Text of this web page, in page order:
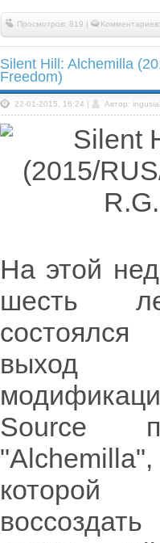
Просмотров: 819 |
Silent Hill: Alchemilla
Freedom)
22-01-2015, 16:24 | Автор:
На этой
шесть
выход
Source